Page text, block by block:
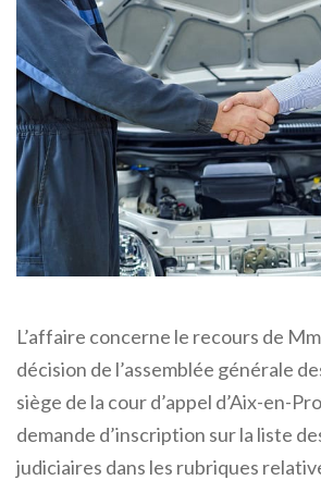
L’affaire concerne le recours de
décision de l’assemblée générale
siège de la cour d’appel d’Aix-en-
demande d’inscription sur la liste
judiciaires dans les rubriques